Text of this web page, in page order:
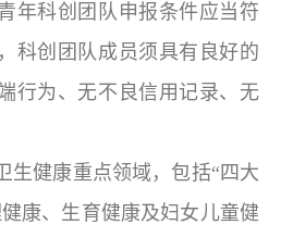
年科创团队申报条件应当符
科创团队成员须具有良好的
行为、无不良信用记录、无
生健康重点领域，包括“四大
康、生育健康及妇女儿童健